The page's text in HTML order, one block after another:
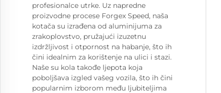
profesionalce utrke. Uz napredne
proizvodne procese Forgex Speed, naša
kotača su izrađena od aluminijuma za
zrakoplovstvo, pružajući izuzetnu
izdržljivost i otpornost na habanje, što ih
čini idealnim za korištenje na ulici i stazi.
Naše su kola takođe ljepota koja
poboljšava izgled vašeg vozila, što ih čini
popularnim izborom među ljubiteljima